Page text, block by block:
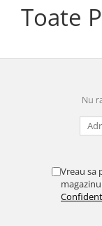
Toate
Nu
Vreau sa